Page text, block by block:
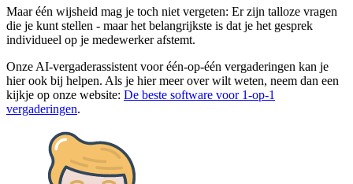
Maar één wijsheid mag je toch niet vergeten: Er zijn talloze vragen
die je kunt stellen - maar het belangrijkste is dat je het gesprek
individueel op je medewerker afstemt.
Onze AI-vergaderassistent voor één-op-één vergaderingen kan je
hier ook bij helpen. Als je hier meer over wilt weten, neem dan een
kijkje op onze website: De beste software voor 1-op-1
vergaderingen.